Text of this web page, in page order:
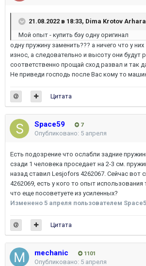
21.08.2022 в 18:33, Dima Krotov Arhara
Мой опыт - купить бэу одну оригинал
одну пружину заменить??? а ничего что у
износ, а следовательно и высоту они будут
соответственно прощай сход развал и так
Не приведи господь после Вас кому то
Цитата
Space59 7
Опубликовано: 5 апреля
Есть подозрение что ослабли задние
сзади 1 человека проседает на 2-3 см.
назад ставил Lesjofors 4262067. Сейчас вот
4262069, есть у кого то опыт
что еще посоветуете из усиленных?
Изменено 5 апреля пользователем
Цитата
mechanic 1101
Опубликовано: 5 апреля